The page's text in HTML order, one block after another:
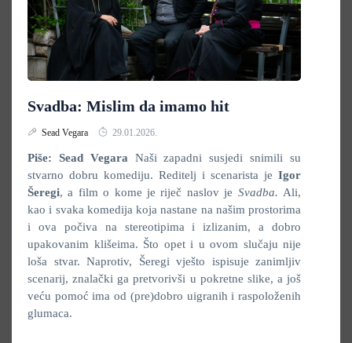
Svadba: Mislim da imamo hit
Sead Vegara 29.01.2026.
Piše: Sead Vegara Naši zapadni susjedi snimili su
stvarno dobru komediju. Reditelj i scenarista je Igor
Šeregi, a film o kome je riječ naslov je Svadba. Ali,
kao i svaka komedija koja nastane na našim prostorima
i ova počiva na stereotipima i izlizanim, a dobro
upakovanim klišeima. Što opet i u ovom slučaju nije
loša stvar. Naprotiv, Šeregi vješto ispisuje zanimljiv
scenarij, znalački ga pretvorivši u pokretne slike, a još
veću pomoć ima od (pre)dobro uigranih i raspoloženih
glumaca.